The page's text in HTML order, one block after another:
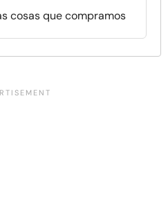
cosas que compramos